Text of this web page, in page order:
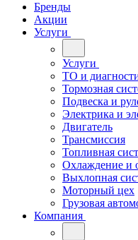
Бренды
Акции
Услуги
Услуги
ТО и
Тормозная
Подвеска и
Электрика и
Двигатель
Трансмиссия
Топливная
Охлаждение и
Выхлопная
Моторный цех
Грузовая
Компания